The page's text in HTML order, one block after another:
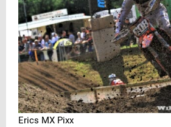
Erics MX Pixx